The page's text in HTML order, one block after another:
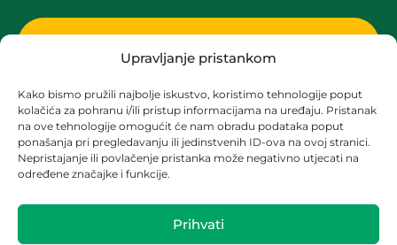
Upravljanje pristankom
Kako bismo pružili najbolje iskustvo, koristimo tehnologije poput
kolačića za pohranu i/ili pristup informacijama na uređaju. Pristanak
na ove tehnologije omogućit će nam obradu podataka poput
ponašanja pri pregledavanju ili jedinstvenih ID-ova na ovoj stranici.
Nepristajanje ili povlačenje pristanka može negativno utjecati na
određene značajke i funkcije.
Prihvati
informativnog
sadržaja.
*
Korisnička podrška za solarne elektrane
solari@zez.coop
+ 385 91 2090 403